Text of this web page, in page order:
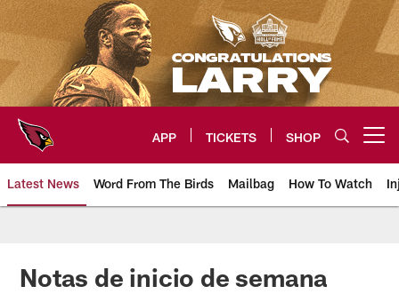
Skip
to
main
content
APP TICKETS SHOP
Latest News Word From The Birds Mailbag How To Watch
Arizona Cardinals Home: The
Notas de inicio de semana